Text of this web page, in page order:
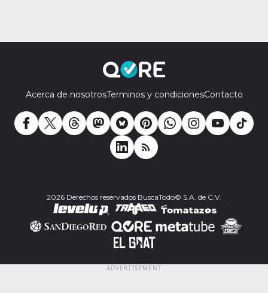
Acerca de nosotrosTerminos y condicionesContacto
2026 Derechos reservados BuscaTodo© S.A. de C.V.